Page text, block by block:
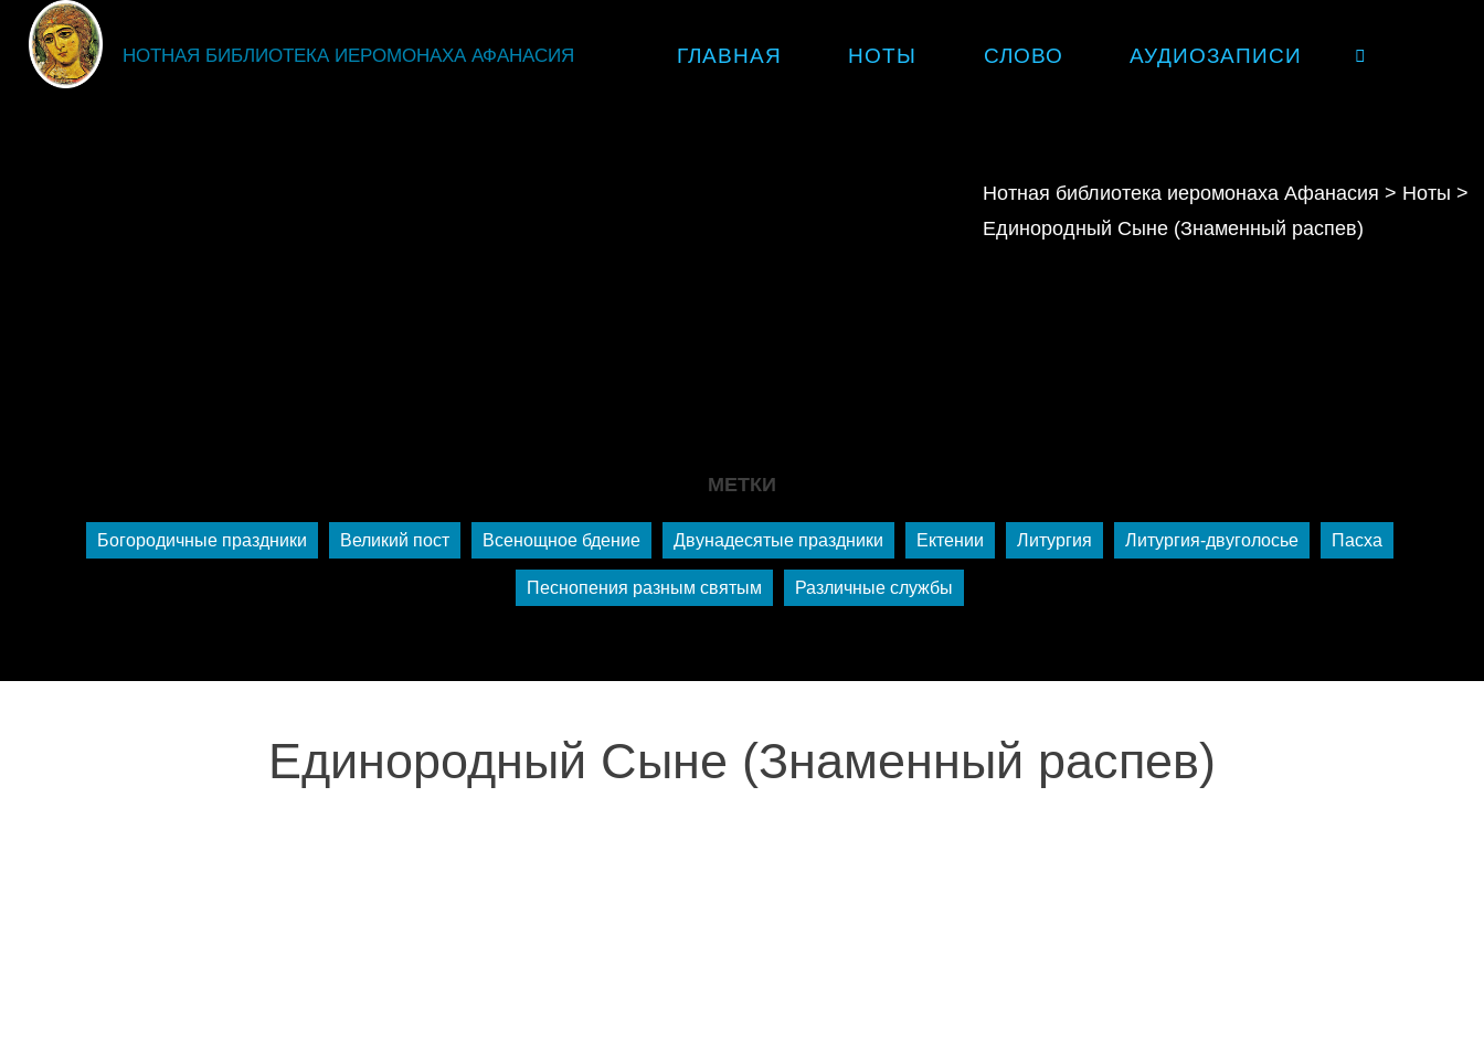
fdsgsdg
НОТНАЯ БИБЛИОТЕКА ИЕРОМОНАХА АФАНАСИЯ
ГЛАВНАЯ НОТЫ СЛОВО АУДИОЗАПИСИ
Нотная библиотека иеромонаха Афанасия > Ноты >
Единородный Сыне (Знаменный распев)
МЕТКИ
Богородичные праздники Великий пост Всенощное бдение Двунадесятые праздники Ектении Литургия Литургия-двуголосье Пасха
Песнопения разным святым Различные службы
Единородный Сыне (Знаменный распев)